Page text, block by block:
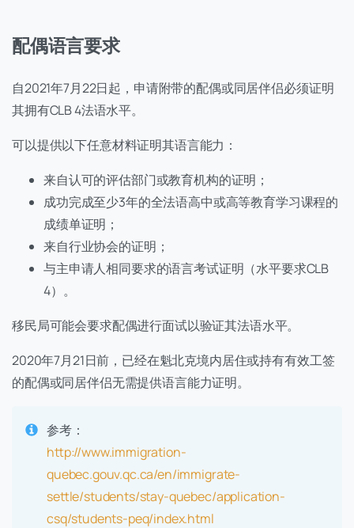
配偶语言要求
自2021年7月22日起，申请附带的配偶或同居伴侣必须证明
其拥有CLB 4法语水平。
可以提供以下任意材料证明其语言能力：
来自认可的评估部门或教育机构的证明；
成功完成至少3年的全法语高中或高等教育学习课程的
成绩单证明；
来自行业协会的证明；
与主申请人相同要求的语言考试证明（水平要求CLB
4）。
移民局可能会要求配偶进行面试以验证其法语水平。
2020年7月21日前，已经在魁北克境内居住或持有有效工签
的配偶或同居伴侣无需提供语言能力证明。
参考：
http://www.immigration-
quebec.gouv.qc.ca/en/immigrate-
settle/students/stay-quebec/application-
csq/students-peq/index.html